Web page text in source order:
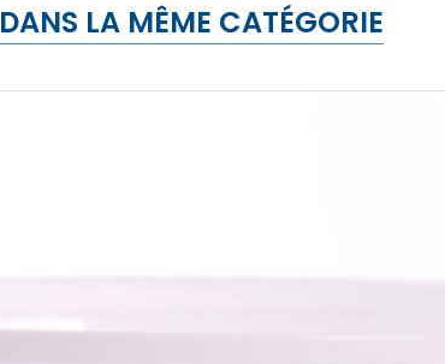
DANS LA MÊME CATÉGORIE